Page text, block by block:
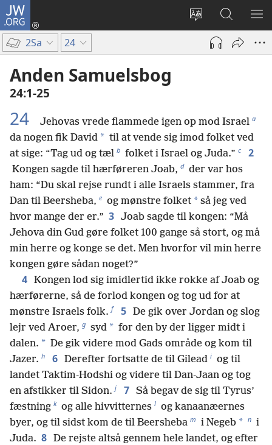
JW.ORG
Vælg
sprog
Log
på
(åbner
Søg
på
JW.ORG
VIS
2Sa 24
Anden Samuelsbog
24:1-25
24 Jehovas vrede flammede igen op mod Israel a
da nogen fik David * til at vende sig imod folket ved
at sige: “Tag ud og tæl b folket i Israel og Juda.” c 2
Kongen sagde til hærføreren Joab, d der var hos
ham: “Du skal rejse rundt i alle Israels stammer, fra
Dan til Beersheba, e og mønstre folket * så jeg ved
hvor mange der er.” 3 Joab sagde til kongen: “Må
Jehova din Gud gøre folket 100 gange så stort, og må
min herre og konge se det. Men hvorfor vil min herre
kongen gøre sådan noget?”
4 Kongen lod sig imidlertid ikke rokke af Joab og
hærførerne, så de forlod kongen og tog ud for at
mønstre Israels folk. f 5 De gik over Jordan og slog
lejr ved Aroer, g syd * for den by der ligger midt i
dalen. * De gik videre mod Gads område og kom til
Jazer. h 6 Derefter fortsatte de til Gilead i og til
landet Taktim-Hodshi og videre til Dan-Jaan og tog
en afstikker til Sidon. j 7 Så begav de sig til Tyrus’
fæstning k og alle hivvitternes l og kanaanæernes
byer, og til sidst kom de til Beersheba m i Negeb * n i
Juda. 8 De rejste altså gennem hele landet, og efter